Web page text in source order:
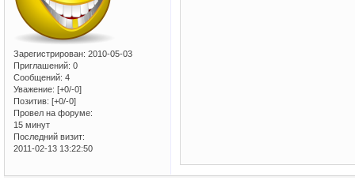
Зарегистрирован: 2010-05-03
Приглашений: 0
Сообщений: 4
Уважение: [+0/-0]
Позитив: [+0/-0]
Провел на форуме:
15 минут
Последний визит:
2011-02-13 13:22:50